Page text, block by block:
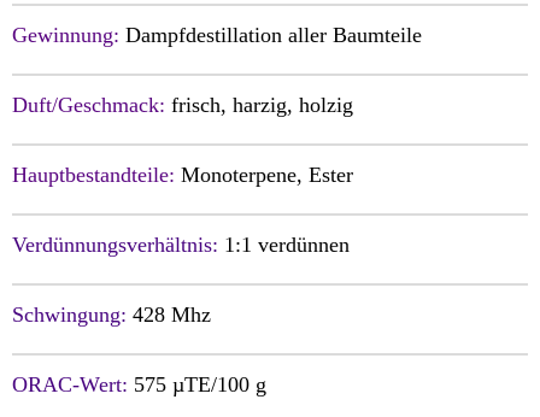
Gewinnung: Dampfdestillation aller Baumteile
Duft/Geschmack: frisch, harzig, holzig
Hauptbestandteile: Monoterpene, Ester
Verdünnungsverhältnis: 1:1 verdünnen
Schwingung: 428 Mhz
ORAC-Wert: 575 µTE/100 g